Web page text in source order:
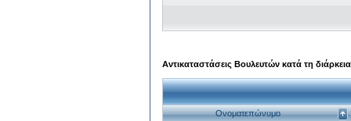
Αντικαταστάσεις Βουλευτών κατά τη
Ονοματεπώνυμο